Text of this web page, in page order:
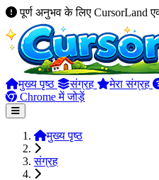
पूर्ण अनुभव के लिए CursorLand
मुख्य पृष्ठ संग्रह मेरा संग्रह
Chrome में जोड़ें
मुख्य पृष्ठ
संग्रह